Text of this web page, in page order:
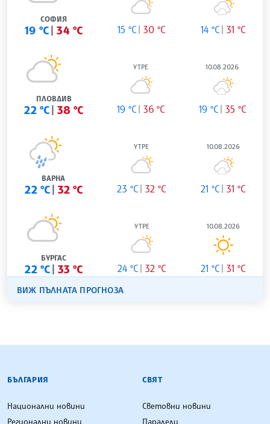
СОФИЯ
19 °C 34 °C 15 °C 30 °C 14 °C 31 °C
ПЛОВДИВ
22 °C 38 °C
УТРЕ
19 °C 36 °C
10.08.2026
19 °C 35 °C
ВАРНА
22 °C 32 °C
УТРЕ
23 °C 32 °C
10.08.2026
21 °C 31 °C
БУРГАС
22 °C 33 °C
УТРЕ
24 °C 32 °C
10.08.2026
21 °C 31 °C
ВИЖ ПЪЛНАТА ПРОГНОЗА
БЪЛГАРСКА ТЕЛЕГРАФНА АГЕНЦИЯ
БЪЛГАРИЯ
Национални новини
Регионални новини
СВЯТ
Световни новини
Паралели